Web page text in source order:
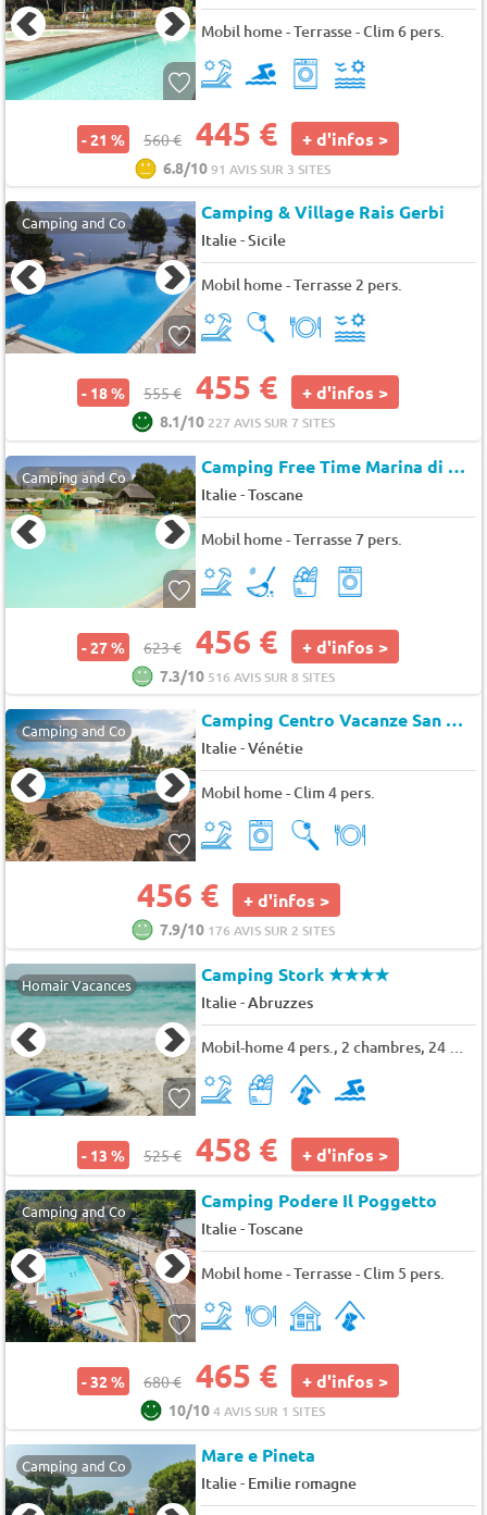
Mobil home - Terrasse - Clim 6 pers.
- 21 % 560 € 445 € + d'infos >
6.8/1091 AVIS SUR 3 SITES
Camping and Co Camping & Village Rais Gerbi
Italie-Sicile
Mobil home - Terrasse 2 pers.
- 18 % 555 € 455 € + d'infos >
8.1/10 227 AVIS SUR 7 SITES
Camping and Co Camping Free Time Marina di Bibbona
Italie-Toscane
Mobil home - Terrasse 7 pers.
- 27 % 623 € 456 € + d'infos >
7.3/10 516 AVIS SUR 8 SITES
Camping and Co Camping Centro Vacanze San Marino
Italie-Vénétie
Mobil home - Clim 4 pers.
456 € + d'infos >
7.9/10 176 AVIS SUR 2 SITES
Homair Vacances Camping Stork★★★★
Italie-Abruzzes
Mobil-home 4 pers., 2 chambres, 24 m² - 25 m²
- 13 % 525 € 458 € + d'infos >
Camping and Co Camping Podere Il Poggetto
Italie-Toscane
Mobil home - Terrasse - Clim 5 pers.
- 32 % 680 € 465 € + d'infos >
10/104 AVIS SUR 1 SITES
Camping and Co Mare e Pineta
Italie- Emilie romagne